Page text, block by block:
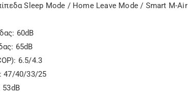
Sleep Mode / Home Leave Mode / Smart M-Air
60dB
65dB
6.5/4.3
47/40/33/25
53dB